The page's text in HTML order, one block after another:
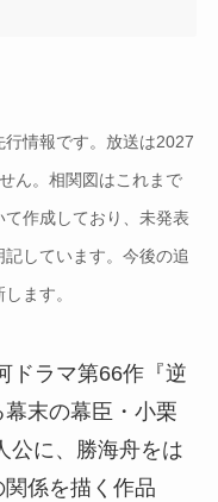
情報です。放送は2027
ん。相関図はこれまで
作成しており、未発表
しています。今後の追
ます。
ドラマ第66作『逆
幕末の幕臣・小栗
公に、勝海舟をは
係を描く作品